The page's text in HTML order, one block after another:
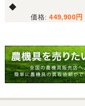
こちらの、対
三重県／谷本
こちらの、対
◆
449,900